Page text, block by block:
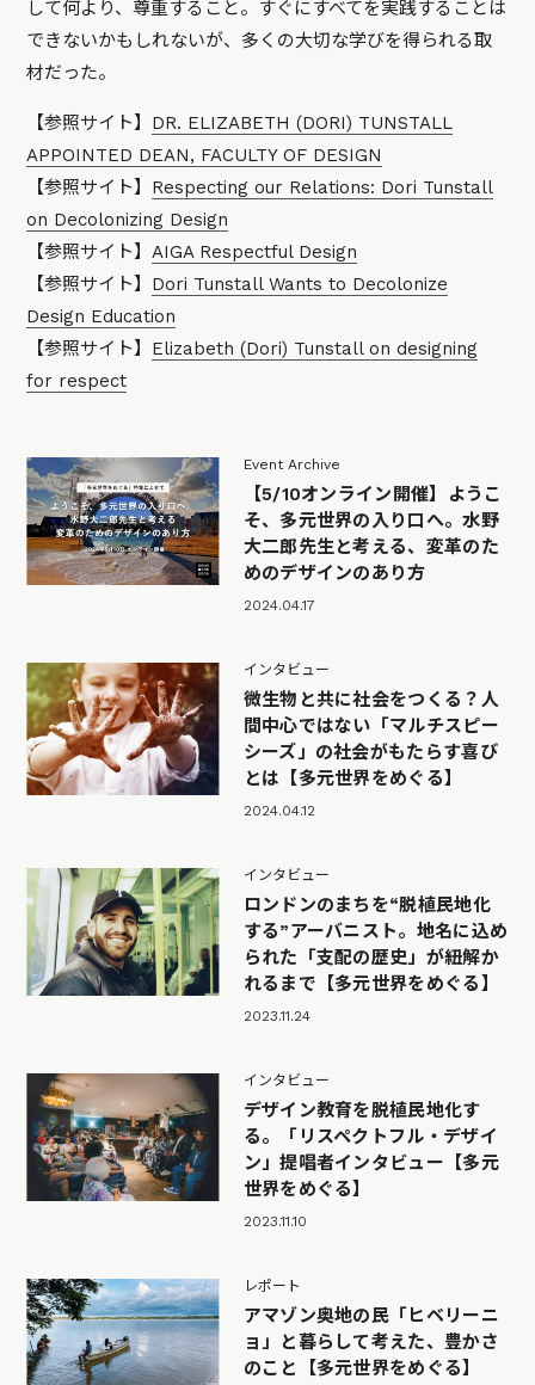
して何より、尊重すること。すぐにすべてを実践することは
できないかもしれないが、多くの大切な学びを得られる取
材だった。
【参照サイト】 DR. ELIZABETH (DORI) TUNSTALL
APPOINTED DEAN, FACULTY OF DESIGN
【参照サイト】 Respecting our Relations: Dori Tunstall
on Decolonizing Design
【参照サイト】AIGA Respectful Design
【参照サイト】 Dori Tunstall Wants to Decolonize
Design Education
【参照サイト】 Elizabeth (Dori) Tunstall on designing
for respect
Event Archive
【5/10オンライン開催】ようこ
そ、多元世界の入り口へ。水野
大二郎先生と考える、変革のた
めのデザインのあり方
2024.04.17
インタビュー
微生物と共に社会をつくる？人
間中心ではない「マルチスピー
シーズ」の社会がもたらす喜び
とは【多元世界をめぐる】
2024.04.12
インタビュー
ロンドンのまちを“脱植民地化
する”アーバニスト。地名に込め
られた「支配の歴史」が紐解か
れるまで【多元世界をめぐる】
2023.11.24
インタビュー
デザイン教育を脱植民地化す
る。「リスペクトフル・デザイ
ン」提唱者インタビュー【多元
世界をめぐる】
2023.11.10
レポート
アマゾン奥地の民「ヒベリーニ
ョ」と暮らして考えた、豊かさ
のこと【多元世界をめぐる】